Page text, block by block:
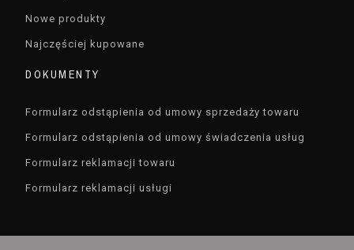
Nowe produkty
Najczęściej kupowane
DOKUMENTY
Formularz odstąpienia od umowy sprzedaży towaru
Formularz odstąpienia od umowy świadczenia usług
Formularz reklamacji towaru
Formularz reklamacji usługi